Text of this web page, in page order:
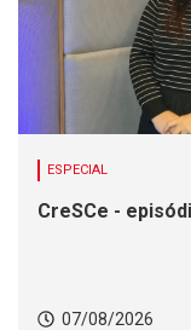
ESPECIAL
CreSCe -
07/08/2026